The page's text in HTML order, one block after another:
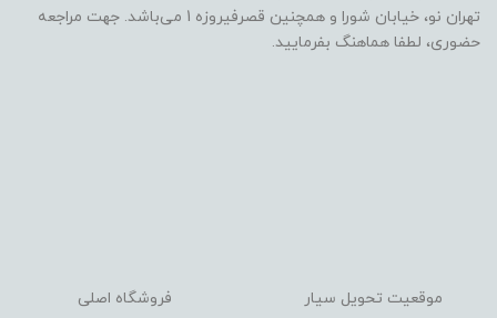
تهران نو، خیابان شورا و همچنین قصرفیروزه 1 می‌باشد. جهت مراجعه
حضوری، لطفا هماهنگ بفرمایید.
موقعیت تحویل سیار فروشگاه اصلی